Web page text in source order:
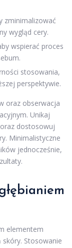
zminimalizować
wygląd cery.
wspierać proces
stosowania,
perspektywie.
oraz obserwacja
Unikaj
dostosowuj
Minimalistyczne
jednocześnie,
elementem
skóry. Stosowanie